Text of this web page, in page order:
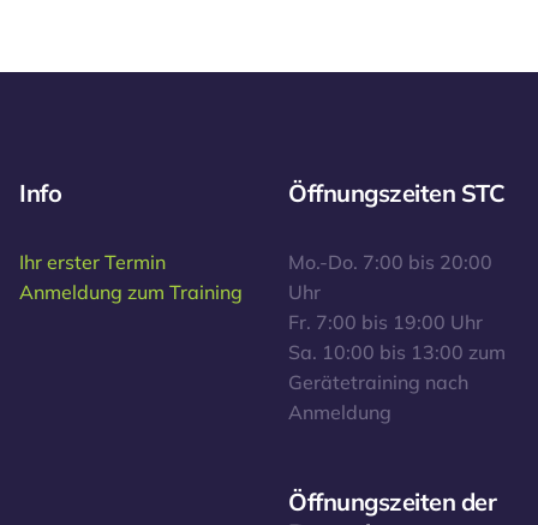
Info
Ihr erster Termin
Anmeldung zum Training
Öffnungszeiten STC
Mo.-Do. 7:00 bis 20:00
Uhr
Fr. 7:00 bis 19:00 Uhr
Sa. 10:00 bis 13:00 zum
Gerätetraining nach
Anmeldung
Öffnungszeiten der